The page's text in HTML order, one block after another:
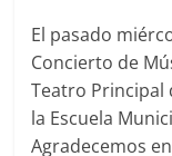
objeto
apoyo
personas
El pasado
Concierto de
Teatro Principal
la Escuela
Agradecemos